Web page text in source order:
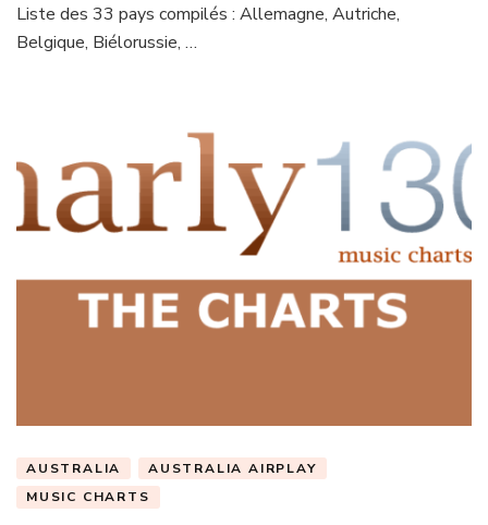
Liste des 33 pays compilés : Allemagne, Autriche,
Belgique, Biélorussie, …
AUSTRALIA
AUSTRALIA AIRPLAY
MUSIC CHARTS